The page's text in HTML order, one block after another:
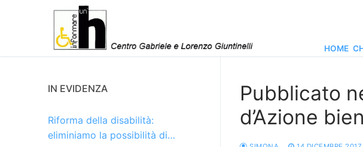
HOME
Pubblicato
d’Azione
IN EVIDENZA
Riforma della disabilità:
eliminiamo la possibilità di